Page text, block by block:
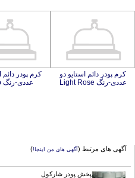
کرم پودر دائم استایو دو
عددی-رنگ Light Rose
کرم پودر دائم
عددی-رنگ Deep
آگهی های مرتبط (آگهی های من اینجا!)
پخش پودر شارکول
خوراکی CHARCOAL